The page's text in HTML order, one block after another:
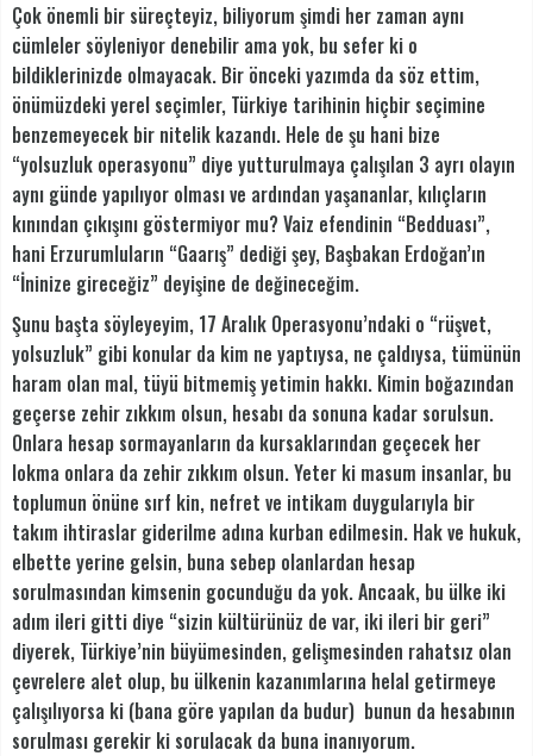
Çok önemli bir süreçteyiz, biliyorum şimdi her zaman aynı
cümleler söyleniyor denebilir ama yok, bu sefer ki o
bildiklerinizde olmayacak. Bir önceki yazımda da söz ettim,
önümüzdeki yerel seçimler, Türkiye tarihinin hiçbir seçimine
benzemeyecek bir nitelik kazandı. Hele de şu hani bize
“yolsuzluk operasyonu” diye yutturulmaya çalışılan 3 ayrı olayın
aynı günde yapılıyor olması ve ardından yaşananlar, kılıçların
kınından çıkışını göstermiyor mu? Vaiz efendinin “Bedduası”,
hani Erzurumluların “Gaarış” dediği şey, Başbakan Erdoğan’ın
“İninize gireceğiz” deyişine de değineceğim.
Şunu başta söyleyeyim, 17 Aralık Operasyonu’ndaki o “rüşvet,
yolsuzluk” gibi konular da kim ne yaptıysa, ne çaldıysa, tümünün
haram olan mal, tüyü bitmemiş yetimin hakkı. Kimin boğazından
geçerse zehir zıkkım olsun, hesabı da sonuna kadar sorulsun.
Onlara hesap sormayanların da kursaklarından geçecek her
lokma onlara da zehir zıkkım olsun. Yeter ki masum insanlar, bu
toplumun önüne sırf kin, nefret ve intikam duygularıyla bir
takım ihtiraslar giderilme adına kurban edilmesin. Hak ve hukuk,
elbette yerine gelsin, buna sebep olanlardan hesap
sorulmasından kimsenin gocunduğu da yok. Ancaak, bu ülke iki
adım ileri gitti diye “sizin kültürünüz de var, iki ileri bir geri”
diyerek, Türkiye’nin büyümesinden, gelişmesinden rahatsız olan
çevrelere alet olup, bu ülkenin kazanımlarına helal getirmeye
çalışılıyorsa ki (bana göre yapılan da budur) bunun da hesabının
sorulması gerekir ki sorulacak da buna inanıyorum.